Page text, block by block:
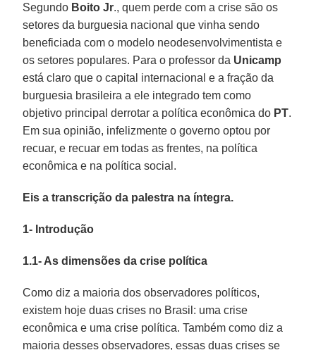
Segundo Boito Jr., quem perde com a crise são os
setores da burguesia nacional que vinha sendo
beneficiada com o modelo neodesenvolvimentista e
os setores populares. Para o professor da Unicamp
está claro que o capital internacional e a fração da
burguesia brasileira a ele integrado tem como
objetivo principal derrotar a política econômica do PT.
Em sua opinião, infelizmente o governo optou por
recuar, e recuar em todas as frentes, na política
econômica e na política social.
Eis a transcrição da palestra na íntegra.
1- Introdução
1.1- As dimensões da crise política
Como diz a maioria dos observadores políticos,
existem hoje duas crises no Brasil: uma crise
econômica e uma crise política. Também como diz a
maioria desses observadores, essas duas crises se